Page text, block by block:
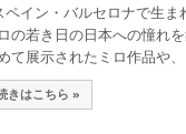
イン・バルセロナで生ま
の若き日の日本への憧れ
て展示されたミロ作品や
きはこちら »